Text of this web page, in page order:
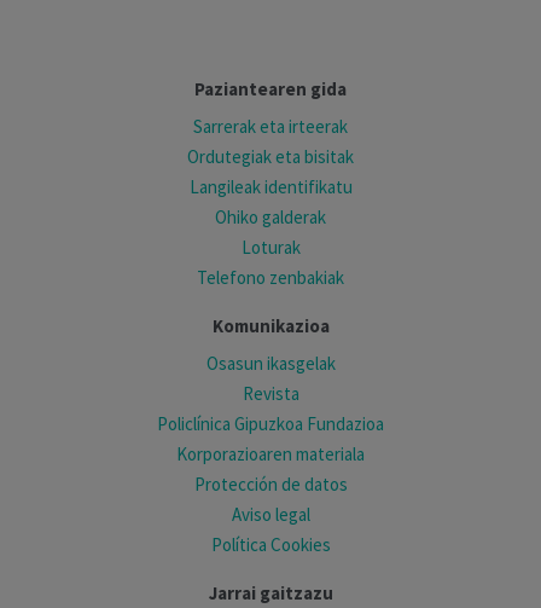
Paziantearen gida
Sarrerak eta irteerak
Ordutegiak eta bisitak
Langileak identifikatu
Ohiko galderak
Loturak
Telefono zenbakiak
Komunikazioa
Osasun ikasgelak
Revista
Policlínica Gipuzkoa Fundazioa
Korporazioaren materiala
Protección de datos
Aviso legal
Política Cookies
Jarrai gaitzazu